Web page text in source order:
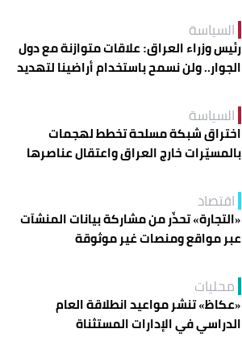
السياسة
رئيس وزراء العراق: علاقات متوازنة مع دول
الجوار.. ولن نسمح باستخدام أراضينا لتهديد
السياسة
اختراق شبكة مسلحة تخطط لهجمات
بالمسيّرات خارج العراق واعتقال عناصرها
اقتصاد
«التجارة» تحذّر من مشاركة بيانات المنشآت
عبر مواقع ومنصات غير موثوقة
محليات
«عكاظ» تنشر مواعيد انطلاقة العام
الدراسي في الإدارات المستثناة